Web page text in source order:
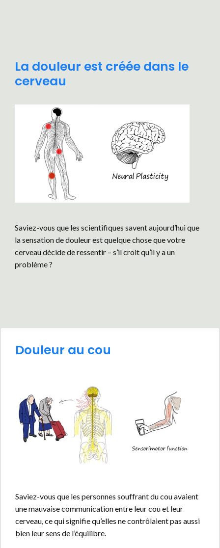
La douleur est créée dans le
cerveau
Saviez-vous que les scientifiques savent aujourd’hui que
la sensation de douleur est quelque chose que votre
cerveau décide de ressentir – s’il croit qu’il y a un
problème ?
Douleur au cou
Saviez-vous que les personnes souffrant du cou avaient
une mauvaise communication entre leur cou et leur
cerveau, ce qui signifie qu’elles ne contrôlaient pas aussi
bien leur sens de l’équilibre.